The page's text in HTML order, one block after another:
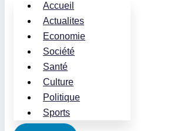
Accueil
Actualites
Economie
Société
Santé
Culture
Politique
Sports